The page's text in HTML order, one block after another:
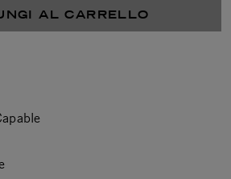
AL CARRELLO